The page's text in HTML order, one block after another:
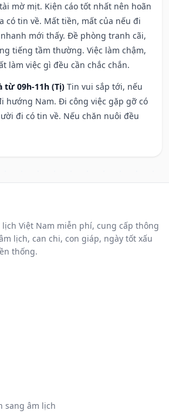
mờ mịt. Kiện cáo tốt nhất nên hoãn
có tin về. Mất tiền, mất của nếu đi
mới thấy. Đề phòng tranh cãi,
tiếng tầm thường. Việc làm chậm,
làm việc gì đều cần chắc chắn.
từ 09h-11h (Tị) Tin vui sắp tới, nếu
hướng Nam. Đi công việc gặp gỡ có
đi có tin về. Nếu chăn nuôi đều
Việt Nam miễn phí, cung cấp thông
lịch, can chi, con giáp, ngày tốt xấu
thống.
sang âm lịch